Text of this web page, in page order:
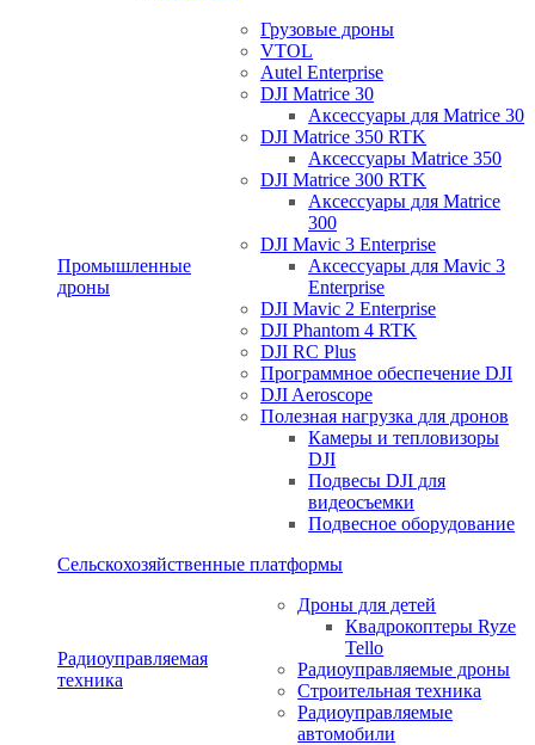
Промышленные
дроны
Грузовые дроны
VTOL
Autel Enterprise
DJI Matrice 30
Аксессуары для Matrice 30
DJI Matrice 350 RTK
Аксессуары Matrice 350
DJI Matrice 300 RTK
Аксессуары для Matrice
300
DJI Mavic 3 Enterprise
Аксессуары для Mavic 3
Enterprise
DJI Mavic 2 Enterprise
DJI Phantom 4 RTK
DJI RC Plus
Программное обеспечение DJI
DJI Aeroscope
Полезная нагрузка для дронов
Камеры и тепловизоры
DJI
Подвесы DJI для
видеосъемки
Подвесное оборудование
Сельскохозяйственные платформы
Радиоуправляемая
техника
Дроны для детей
Квадрокоптеры Ryze
Tello
Радиоуправляемые дроны
Строительная техника
Радиоуправляемые
автомобили